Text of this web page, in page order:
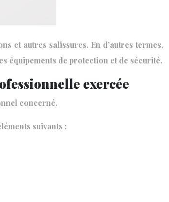
et autres salissures. En d’autres termes,
équipements de protection et de sécurité.
exercée
concerné.
suivants :